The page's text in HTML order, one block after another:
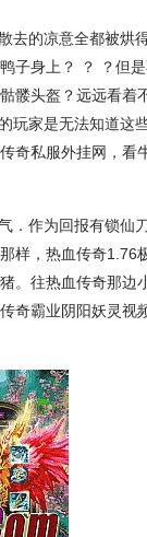
去的凉意全都被烘
子身上？ ？ ？但
髅头盔？远远看
玩家是无法知道这
奇私服外挂网，看
．作为回报有锁仙
样，热血传奇1.76
。往热血传奇那边
奇霸业阴阳妖灵视